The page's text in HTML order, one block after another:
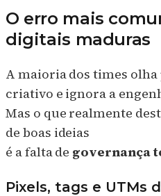
O erro mais
digitais maduras
A maioria dos times olha
criativo e ignora a
Mas o que realmente
de boas ideias
é a falta de governança
Pixels, tags e UTMs